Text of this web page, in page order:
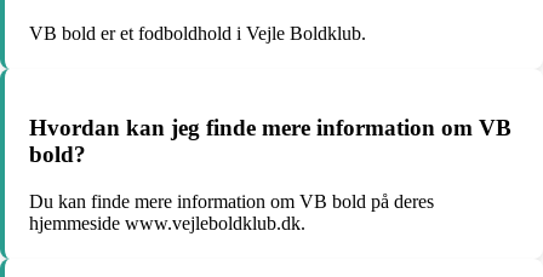
VB bold er et fodboldhold i Vejle Boldklub.
Hvordan kan jeg finde mere information om VB
bold?
Du kan finde mere information om VB bold på deres
hjemmeside www.vejleboldklub.dk.